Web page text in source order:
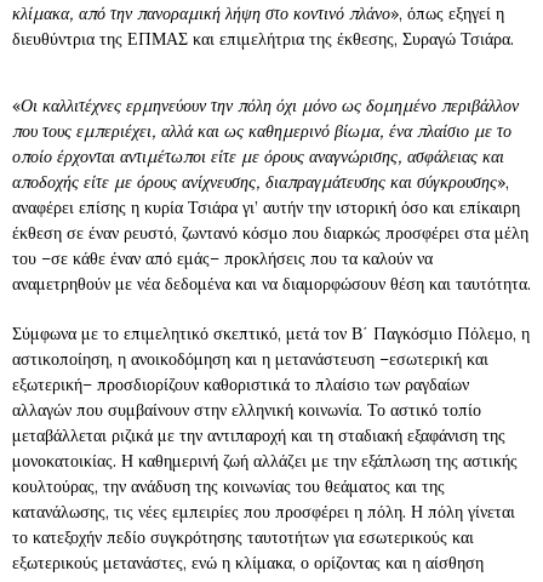
κλίμακα, από την πανοραμική λήψη στο κοντινό πλάνο», όπως εξηγεί η
διευθύντρια της ΕΠΜΑΣ και επιμελήτρια της έκθεσης, Συραγώ Τσιάρα.
«Οι καλλιτέχνες ερμηνεύουν την πόλη όχι μόνο ως δομημένο περιβάλλον
που τους εμπεριέχει, αλλά και ως καθημερινό βίωμα, ένα πλαίσιο με το
οποίο έρχονται αντιμέτωποι είτε με όρους αναγνώρισης, ασφάλειας και
αποδοχής είτε με όρους ανίχνευσης, διαπραγμάτευσης και σύγκρουσης»,
αναφέρει επίσης η κυρία Τσιάρα γι’ αυτήν την ιστορική όσο και επίκαιρη
έκθεση σε έναν ρευστό, ζωντανό κόσμο που διαρκώς προσφέρει στα μέλη
του –σε κάθε έναν από εμάς– προκλήσεις που τα καλούν να
αναμετρηθούν με νέα δεδομένα και να διαμορφώσουν θέση και ταυτότητα.
Σύμφωνα με το επιμελητικό σκεπτικό, μετά τον Β΄ Παγκόσμιο Πόλεμο, η
αστικοποίηση, η ανοικοδόμηση και η μετανάστευση –εσωτερική και
εξωτερική– προσδιορίζουν καθοριστικά το πλαίσιο των ραγδαίων
αλλαγών που συμβαίνουν στην ελληνική κοινωνία. Το αστικό τοπίο
μεταβάλλεται ριζικά με την αντιπαροχή και τη σταδιακή εξαφάνιση της
μονοκατοικίας. Η καθημερινή ζωή αλλάζει με την εξάπλωση της αστικής
κουλτούρας, την ανάδυση της κοινωνίας του θεάματος και της
κατανάλωσης, τις νέες εμπειρίες που προσφέρει η πόλη. Η πόλη γίνεται
το κατεξοχήν πεδίο συγκρότησης ταυτοτήτων για εσωτερικούς και
εξωτερικούς μετανάστες, ενώ η κλίμακα, ο ορίζοντας και η αίσθηση